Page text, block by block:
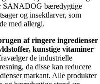
SANADOG bæredygtige
og insektlarver, som
med allergi.
af ringere ingredienser
kunstige vitaminer
de industrielle
da disse kan reducere
markant. Alle produkter